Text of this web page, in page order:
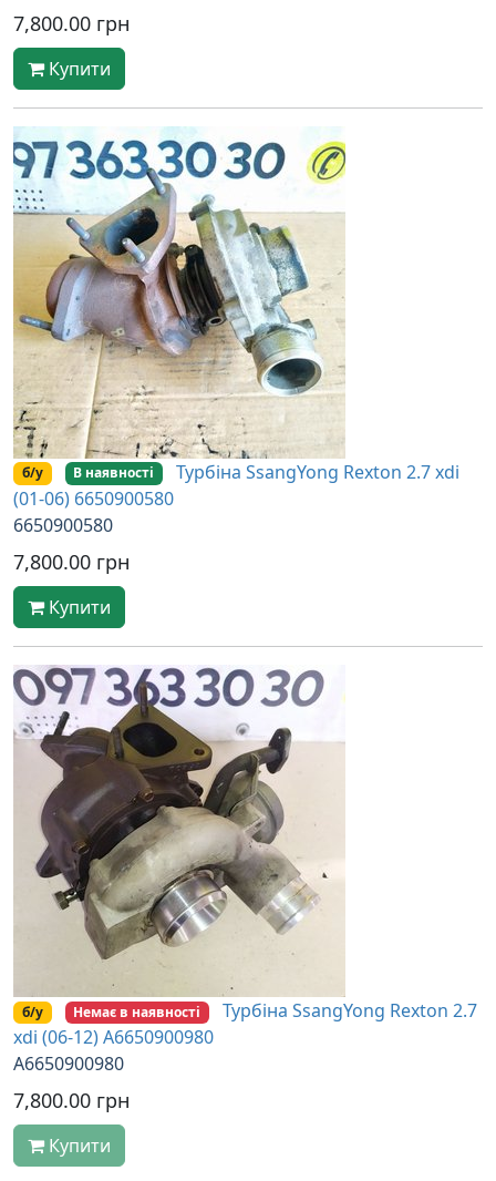
7,800.00 грн
Купити
б/у В наявності
Турбіна SsangYong Rexton 2.7 xdi
(01-06) 6650900580
6650900580
7,800.00 грн
Купити
б/у Немає в наявності
Турбіна SsangYong Rexton 2.7
xdi (06-12) A6650900980
A6650900980
7,800.00 грн
Купити